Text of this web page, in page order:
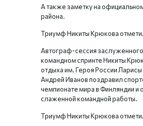
А также заметку на
района.
Триумф Никиты Крюкова
Автограф-сессия
командном спринте Никиты
отдыха им. Героя России
Андрей Иванов поздравил
чемпионате мира в Финляндии и
слаженной командной работы.
Триумф Никиты Крюкова